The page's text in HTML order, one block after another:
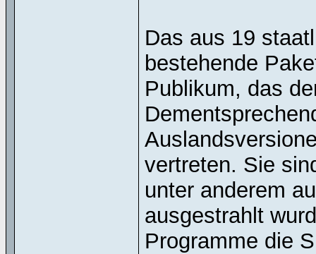
Das aus 19
bestehende
Publikum, das
vertreten. Sie
unter anderem
ausgestrahlt
Programme die